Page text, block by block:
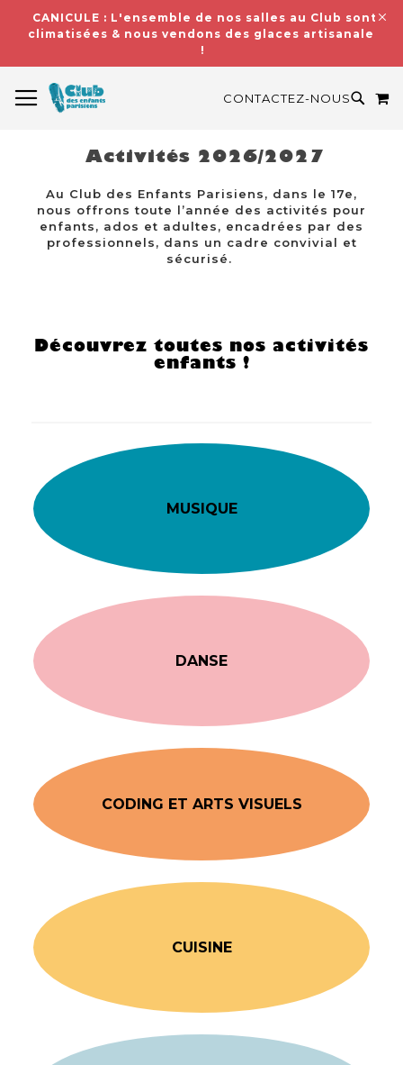
CANICULE : L'ensemble de nos salles au Club sont
climatisées & nous vendons des glaces artisanales
!
CONTACTEZ-NOUS
Activités 2026/2027
Au Club des Enfants Parisiens, dans le 17e,
nous offrons toute l’année des activités pour
enfants, ados et adultes, encadrées par des
professionnels, dans un cadre convivial et
sécurisé.
Découvrez toutes nos activités
enfants !
MUSIQUE
DANSE
CODING ET ARTS VISUELS
CUISINE